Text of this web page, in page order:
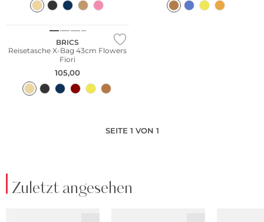
BRICS
Reisetasche X-Bag 43cm Flowers
Fiori
105,00
SEITE 1 VON 1
Zuletzt angesehen